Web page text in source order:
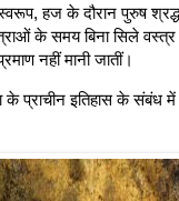
हज के दौरान पुरुष
के समय बिना सिले
नहीं मानी जातीं।
के प्राचीन इतिहास के